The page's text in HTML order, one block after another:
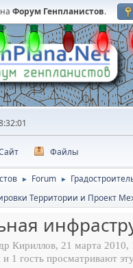
Форум Генпланистов.
Файлы
► Forum ►
Территории и Проект
Кириллов, 21 марта 2010,
и 1 гость просматривают